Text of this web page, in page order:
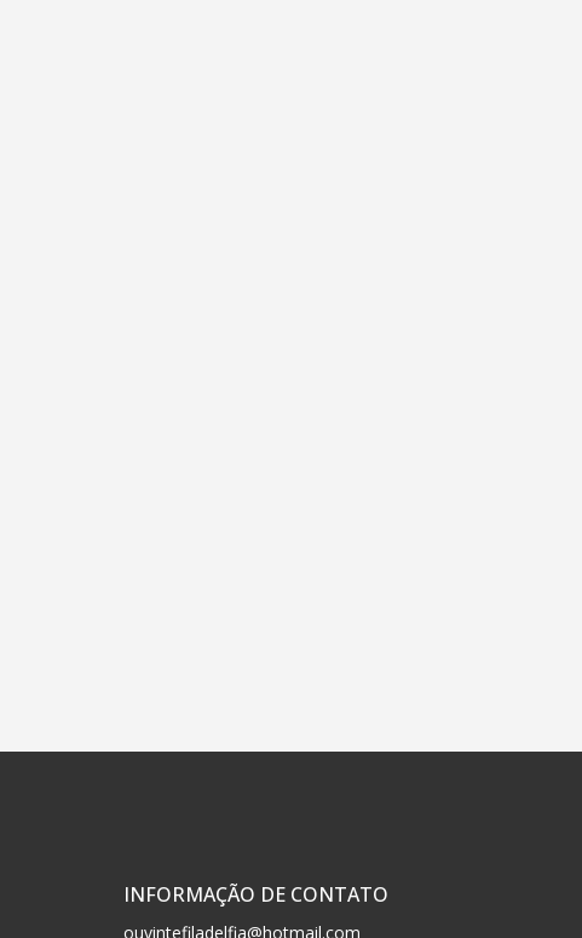
INFORMAÇÃO DE CONTATO
ouvintefiladelfia@hotmail.com